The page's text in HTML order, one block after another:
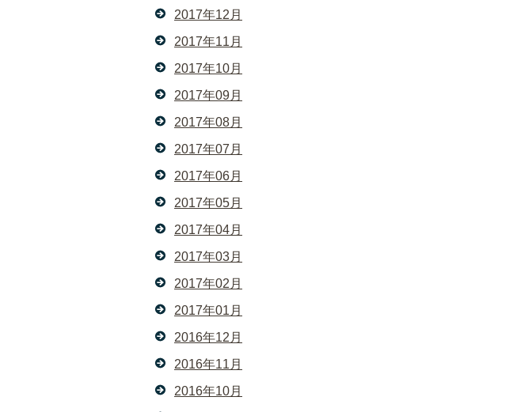
2017年12月
2017年11月
2017年10月
2017年09月
2017年08月
2017年07月
2017年06月
2017年05月
2017年04月
2017年03月
2017年02月
2017年01月
2016年12月
2016年11月
2016年10月